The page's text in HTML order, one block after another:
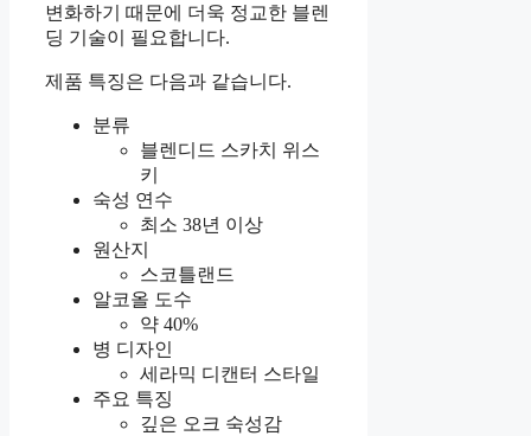
변화하기 때문에 더욱 정교한 블렌
딩 기술이 필요합니다.
제품 특징은 다음과 같습니다.
분류
블렌디드 스카치 위스
키
숙성 연수
최소 38년 이상
원산지
스코틀랜드
알코올 도수
약 40%
병 디자인
세라믹 디캔터 스타일
주요 특징
깊은 오크 숙성감